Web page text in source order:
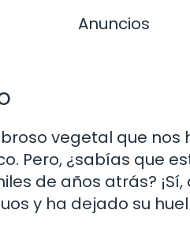
Anuncios
vegetal que
Pero, ¿sabías que
de años atrás?
y ha dejado su